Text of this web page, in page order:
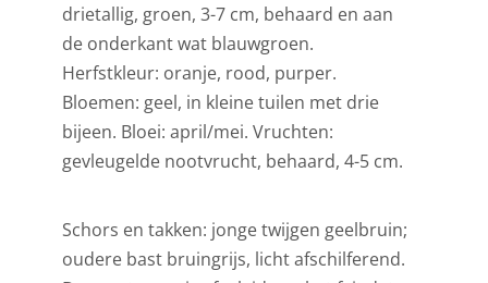
drietallig, groen, 3-7 cm, behaard en aan
de onderkant wat blauwgroen.
Herfstkleur: oranje, rood, purper.
Bloemen: geel, in kleine tuilen met drie
bijeen. Bloei: april/mei. Vruchten:
gevleugelde nootvrucht, behaard, 4-5 cm.
Schors en takken: jonge twijgen geelbruin;
oudere bast bruingrijs, licht afschilferend.